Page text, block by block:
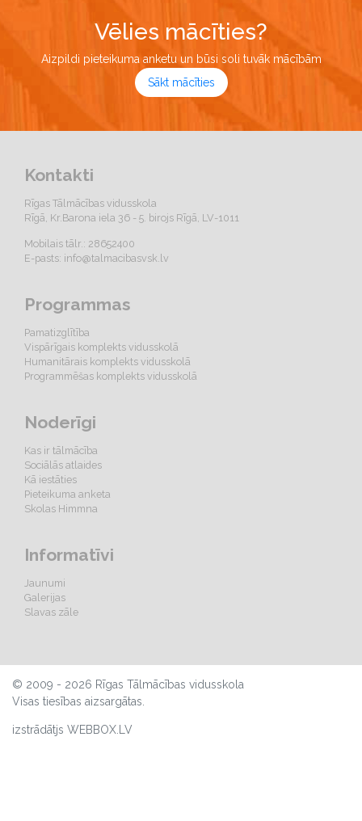
Vēlies mācīties?
Aizpildi pieteikuma anketu un būsi soli tuvāk mācībām
Sākt mācīties
Kontakti
Rīgas Tālmācības vidusskola
Rīgā, Kr.Barona iela 36 - 5. birojs Rīgā, LV-1011
Mobilais tālr.: 28652400
E-pasts: info@talmacibasvsk.lv
Programmas
Pamatizglītība
Vispārīgais komplekts vidusskolā
Humanitārais komplekts vidusskolā
Programmēšas komplekts vidusskolā
Noderīgi
Kas ir tālmācība
Sociālās atlaides
Kā iestāties
Pieteikuma anketa
Skolas Himmna
Informatīvi
Jaunumi
Galerijas
Slavas zāle
© 2009 - 2026 Rīgas Tālmācības vidusskola
Visas tiesības aizsargātas.
izstrādātjs WEBBOX.LV